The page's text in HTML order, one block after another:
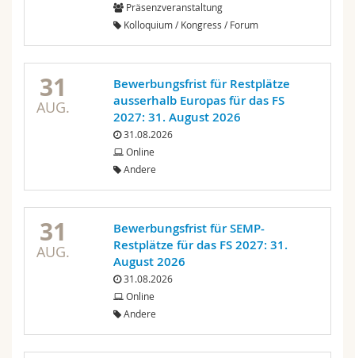
Präsenzveranstaltung
Kolloquium / Kongress / Forum
31
AUG.
Bewerbungsfrist für Restplätze
ausserhalb Europas für das FS
2027: 31. August 2026
31.08.2026
Online
Andere
31
AUG.
Bewerbungsfrist für SEMP-
Restplätze für das FS 2027: 31.
August 2026
31.08.2026
Online
Andere